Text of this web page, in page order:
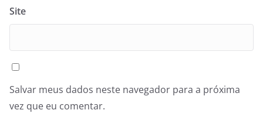
Site
Salvar meus dados neste navegador para a próxima
vez que eu comentar.